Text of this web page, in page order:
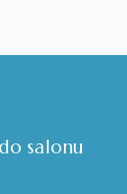
salonu